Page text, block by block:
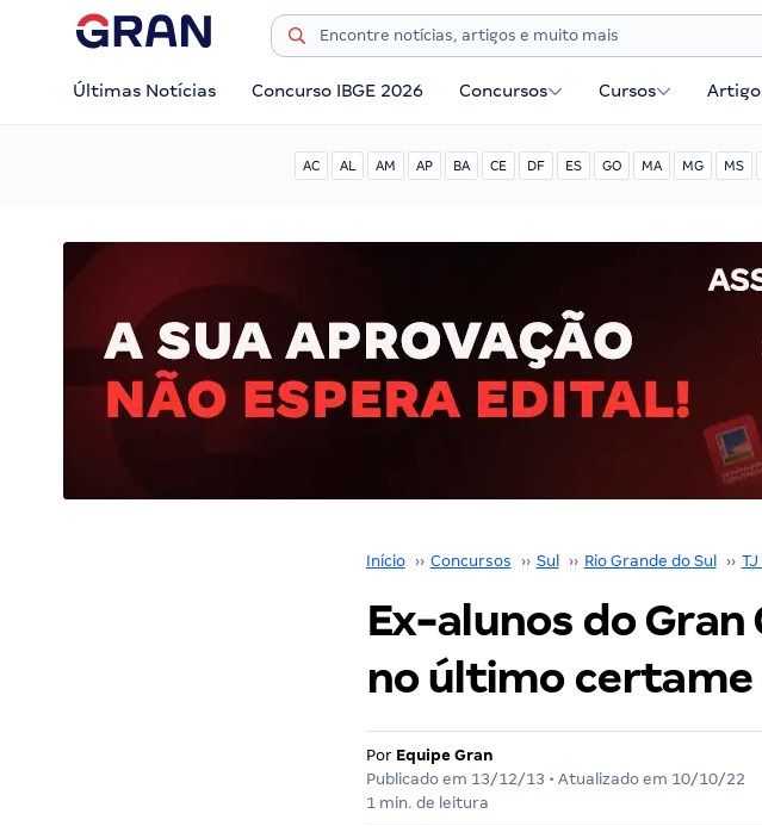
Últimas Notícias Concurso IBGE 2026 Concursos Cursos
AC AL AM AP BA CE DF ES GO MA MG MS
Início ›› Concursos ›› Sul ›› Rio Grande do Sul ›› TJ
Ex-alunos do
no último certame
Por Equipe Gran
Publicado em 13/12/13 • Atualizado em 10/10/22
1 min. de leitura